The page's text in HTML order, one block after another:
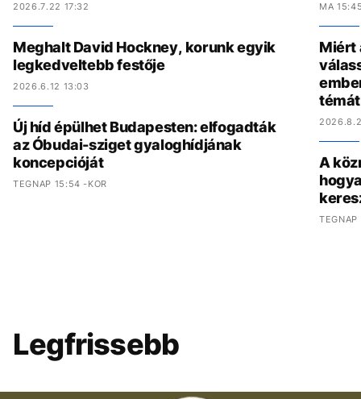
2026.7.22 17:32
Meghalt David Hockney, korunk egyik
legkedveltebb festője
2026.6.12 13:03
Új híd épülhet Budapesten: elfogadták
az Óbudai-sziget gyaloghídjának
koncepcióját
TEGNAP 15:54 -KOR
MA
Miért
témát
A
TEGNAP
Legfrissebb